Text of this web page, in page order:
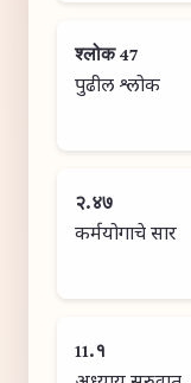
श्लोक 47
पुढील श्लोक
२.४७
कर्मयोगाचे सार
11.१